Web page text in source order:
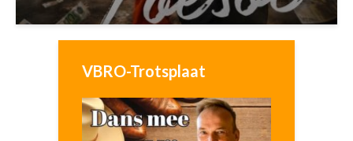
VBRO-Trotsplaat